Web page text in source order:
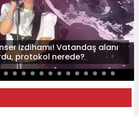
izdihamı! Vatandaş alanı
protokol nerede?